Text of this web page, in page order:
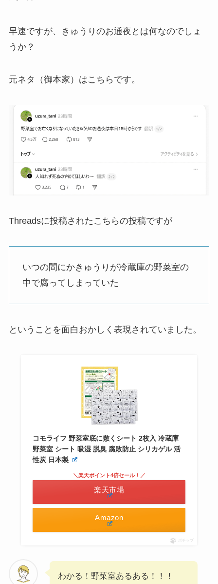
早速ですが、きゅうりのお通夜とは何なのでしょ
うか？
元ネタ（御本家）はこちらです。
Threadsに投稿されたこちらの投稿ですが
いつの間にかきゅうりが冷蔵庫の野菜室の
中で腐ってしまっていた
ということを面白おかしく表現されていました。
コモライフ 野菜室底に敷くシート 2枚入 冷蔵庫
野菜室 シート 吸湿 脱臭 腐敗防止 シリカゲル 活
性炭 日本製
Amazon
＼楽天ポイント4倍セール！／
楽天市場
ポチップ
わかる！野菜室あるある！！！